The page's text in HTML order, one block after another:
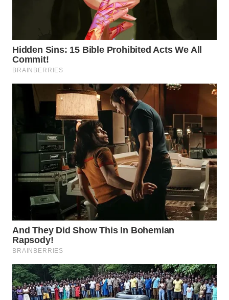
SOLO
WN
WN
WN
SURABAYA
WN
NATUNA
WN
BINTAN
MANDALIKA
WN